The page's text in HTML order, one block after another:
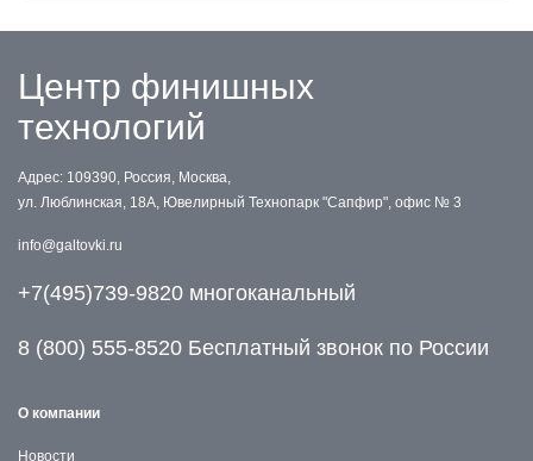
Центр финишных
технологий
Адрес: 109390, Россия, Москва,
ул. Люблинская, 18А, Ювелирный Технопарк "Сапфир", офис № 3
info@galtovki.ru
+7(495)739-9820 многоканальный
8 (800) 555-8520 Бесплатный звонок по России
О компании
Новости